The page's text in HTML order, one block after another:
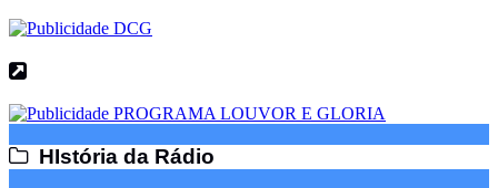
HIstória da Rádio